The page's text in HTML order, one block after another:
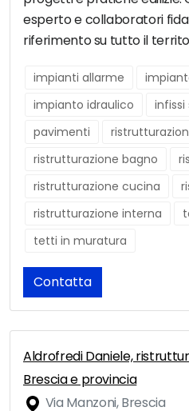
esperto e collaboratori
riferimento su tutto il
impianti allarme
impianto idraulico
pavimenti
ristrutturazione bagno
ristrutturazione cucina
ristrutturazione interna
tetti in muratura
Contatta
Aldrofredi Daniele,
Brescia e provincia
Via Manzoni, Brescia